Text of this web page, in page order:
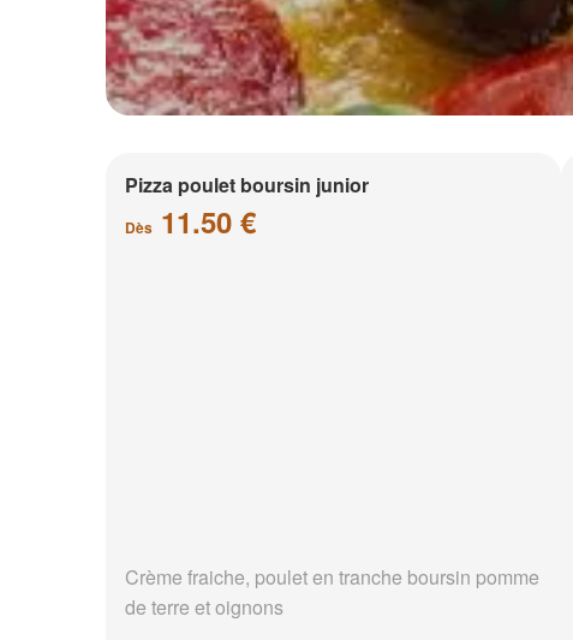
Pizza poulet boursin junior
Dès 11.50 €
Crème fraiche, poulet en tranche boursin pomme
de terre et oignons